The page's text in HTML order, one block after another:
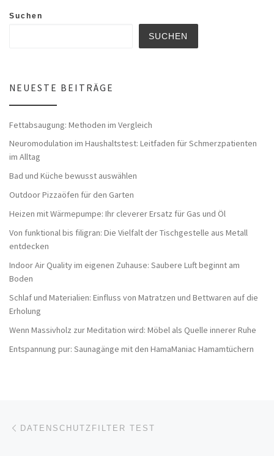
Suchen
SUCHEN
NEUESTE BEITRÄGE
Fettabsaugung: Methoden im Vergleich
Neuromodulation im Haushaltstest: Leitfaden für Schmerzpatienten
im Alltag
Bad und Küche bewusst auswählen
Outdoor Pizzaöfen für den Garten
Heizen mit Wärmepumpe: Ihr cleverer Ersatz für Gas und Öl
Von funktional bis filigran: Die Vielfalt der Tischgestelle aus Metall
entdecken
Indoor Air Quality im eigenen Zuhause: Saubere Luft beginnt am
Boden
Schlaf und Materialien: Einfluss von Matratzen und Bettwaren auf die
Erholung
Wenn Massivholz zur Meditation wird: Möbel als Quelle innerer Ruhe
Entspannung pur: Saunagänge mit den HamaManiac Hamamtüchern
Beitragsnavigation
DATENSCHUTZFILTER TEST